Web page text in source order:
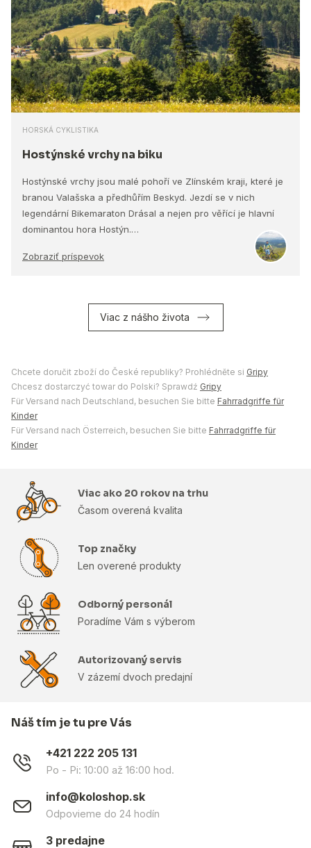
HORSKÁ CYKLISTIKA
Hostýnské vrchy na biku
Hostýnské vrchy jsou malé pohoří ve Zlínském kraji, které je
branou Valašska a předhůřím Beskyd. Jezdí se v nich
legendární Bikemaraton Drásal a nejen pro věřící je hlavní
dominantou hora Hostýn.…
Zobraziť príspevok
Viac z nášho života
Chcete doručit zboží do České republiky? Prohlédněte si Gripy
Chcesz dostarczyć towar do Polski? Sprawdź Gripy
Für Versand nach Deutschland, besuchen Sie bitte Fahrradgriffe für
Kinder
Für Versand nach Österreich, besuchen Sie bitte Fahrradgriffe für
Kinder
Viac ako 20 rokov na trhu
Časom overená kvalita
Top značky
Len overené produkty
Odborný personál
Poradíme Vám s výberom
Autorizovaný servis
V zázemí dvoch predajní
Náš tím je tu pre Vás
+421 222 205 131
Po - Pi: 10:00 až 16:00 hod.
info@koloshop.sk
Odpovieme do 24 hodín
3 predajne